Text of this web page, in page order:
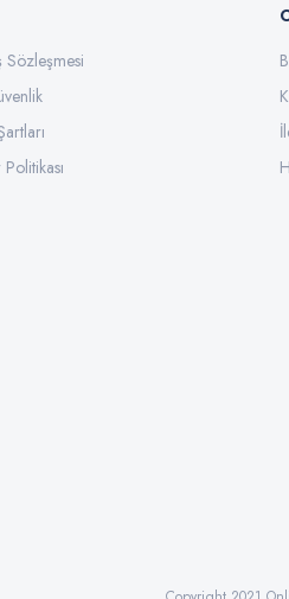
Gönder
Sözleşmesi